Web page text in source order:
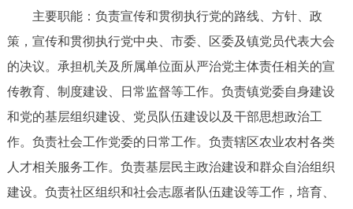
主要职能：负责宣传和贯彻执行党的路线、方针、政
策，宣传和贯彻执行党中央、市委、区委及镇党员代表大会
的决议。承担机关及所属单位面从严治党主体责任相关的宣
传教育、制度建设、日常监督等工作。负责镇党委自身建设
和党的基层组织建设、党员队伍建设以及干部思想政治工
作。负责社会工作党委的日常工作。负责辖区农业农村各类
人才相关服务工作。负责基层民主政治建设和群众自治组织
建设。负责社区组织和社会志愿者队伍建设等工作，培育、